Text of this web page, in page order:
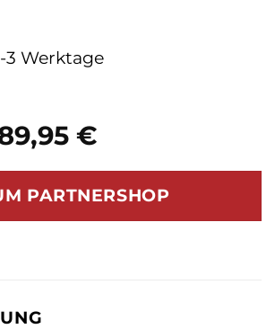
Preis
war:
€
€Aktueller
ist:
89,95 €.
3 Werktage
PARTNERSHOP